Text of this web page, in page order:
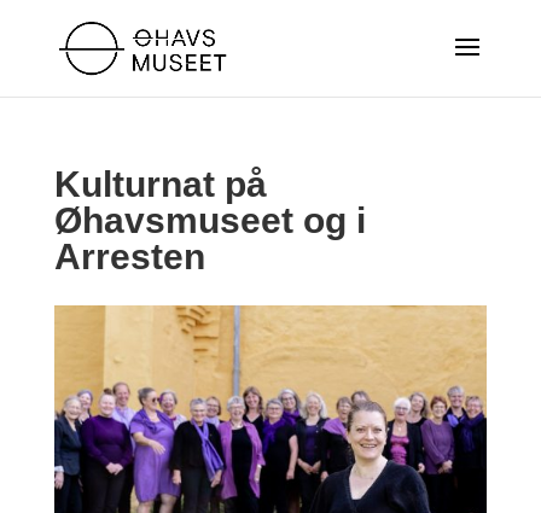
Kulturnat på
Øhavsmuseet og i
Arresten